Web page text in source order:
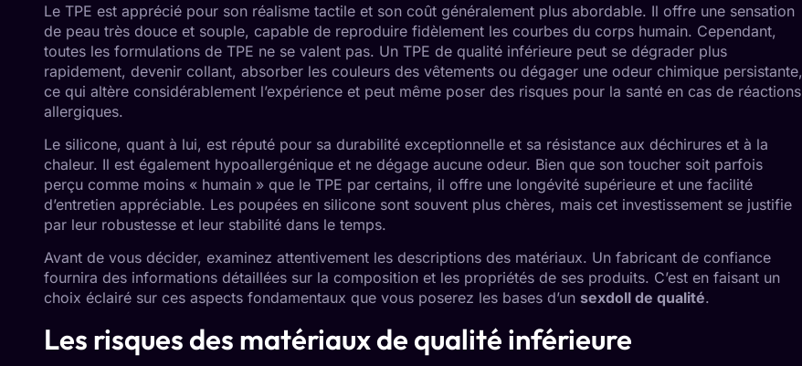
Le TPE est apprécié pour son réalisme tactile et son coût généralement plus abordable. Il offre une sensation
de peau très douce et souple, capable de reproduire fidèlement les courbes du corps humain. Cependant,
toutes les formulations de TPE ne se valent pas. Un TPE de qualité inférieure peut se dégrader plus
rapidement, devenir collant, absorber les couleurs des vêtements ou dégager une odeur chimique persistante,
ce qui altère considérablement l’expérience et peut même poser des risques pour la santé en cas de réactions
allergiques.
Le silicone, quant à lui, est réputé pour sa durabilité exceptionnelle et sa résistance aux déchirures et à la
chaleur. Il est également hypoallergénique et ne dégage aucune odeur. Bien que son toucher soit parfois
perçu comme moins « humain » que le TPE par certains, il offre une longévité supérieure et une facilité
d’entretien appréciable. Les poupées en silicone sont souvent plus chères, mais cet investissement se justifie
par leur robustesse et leur stabilité dans le temps.
Avant de vous décider, examinez attentivement les descriptions des matériaux. Un fabricant de confiance
fournira des informations détaillées sur la composition et les propriétés de ses produits. C’est en faisant un
choix éclairé sur ces aspects fondamentaux que vous poserez les bases d’un sexdoll de qualité.
Les risques des matériaux de qualité inférieure